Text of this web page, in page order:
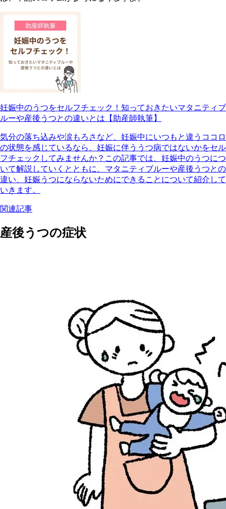
妊娠中のうつをセルフチェック！知っておきたいマタニティブ
ルーや産後うつとの違いとは【助産師執筆】
気分の落ち込みや涙もろさなど、妊娠中にいつもと違うココロ
の状態を感じているなら、妊娠に伴ううつ病ではないかをセル
フチェックしてみませんか？この記事では、妊娠中のうつにつ
いて解説していくとともに、マタニティブルーや産後うつとの
違い、妊娠うつにならないためにできることについて紹介して
いきます。
関連記事
産後うつの症状